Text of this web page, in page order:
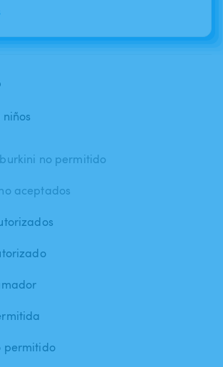
no permitido
aceptados
permitido